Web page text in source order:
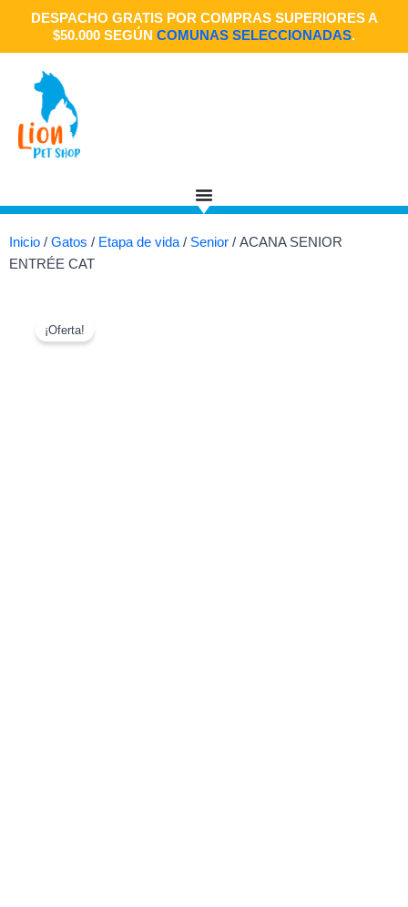
contenido
DESPACHO GRATIS POR COMPRAS SUPERIORES A
$50.000 SEGÚN COMUNAS SELECCIONADAS.
Inicio / Gatos / Etapa de vida / Senior / ACANA SENIOR
ENTRÉE CAT
¡Oferta!